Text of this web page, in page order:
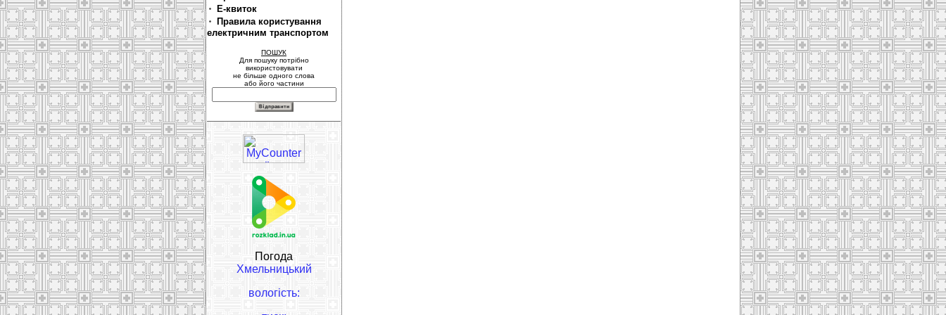
Е-квиток
Правила користування
електричним транспортом
ПОШУК
Для пошуку потрібно
використовувати
не більше одного слова
або його частини
Погода
Хмельницький
вологість: